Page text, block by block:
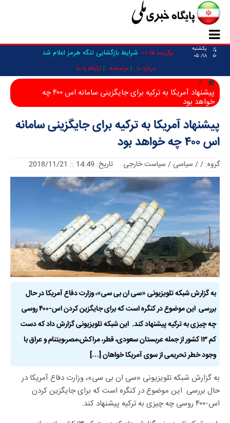
۱۴۰۵
یکشنبه
۱۸/ ۰۵
برگزیده ها >> شرایط بازگشایی تنگه هرمز اعلام شد
درباره ما مرامنامه ارتباط با ما
پیشنهاد آمریکا به ترکیه برای جایگزینی سامانه اس ۴۰۰ چه
خواهد بود
پیشنهاد آمریکا به ترکیه برای جایگزینی سامانه
اس ۴۰۰ چه خواهد بود
گروه: /
/ سیاسی / سیاست خارجی تاریخ: 14:49 :: 2018/11/21
به گزارش شبکه تلویزیونی «سی ان بی سی»، وزارت دفاع آمریکا در حال
بررسی این موضوع در کنگره است که برای جایگزین کردن اس-۴۰۰ روسی
چه چیزی به ترکیه پیشنهاد کند. این شبکه تلویزیونی گزارش داد که دست
کم ۱۳ کشور از جمله عربستان سعودی، قطر، مراکش،مصر،ویتنام و عراق با
وجود خطر تحریمی از سوی آمریکا خواهان […]
به گزارش شبکه تلویزیونی «سی ان بی سی»، وزارت دفاع آمریکا در
حال بررسی این موضوع در کنگره است که برای جایگزین کردن
اس-۴۰۰ روسی چه چیزی به ترکیه پیشنهاد کند.